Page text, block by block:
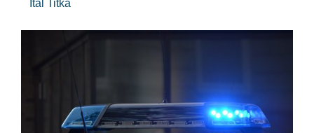
Ital Titka